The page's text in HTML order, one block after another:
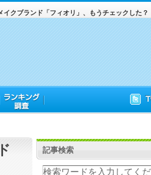
イクブランド「フィオリ」、もうチェックした？
記事検索